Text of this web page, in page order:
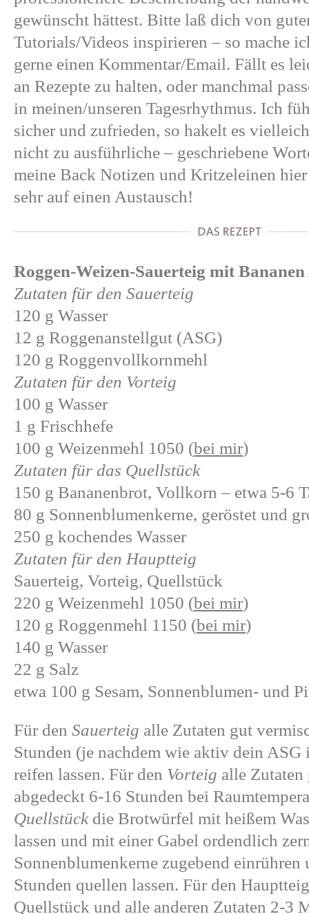
gewünscht hättest. Bitte laß dich von
Tutorials/Videos inspirieren – so mache
gerne einen Kommentar/Email. Fällt es
an Rezepte zu halten, oder manchmal
in meinen/unseren Tagesrhythmus. Ich
sicher und zufrieden, so hakelt es
nicht zu ausführliche – geschriebene
meine Back Notizen und Kritzeleinen
sehr auf einen Austausch!
Roggen-Weizen-Sauerteig mit
Zutaten für den Sauerteig
120 g Wasser
12 g Roggenanstellgut (ASG)
120 g Roggenvollkornmehl
Zutaten für den Vorteig
100 g Wasser
1 g Frischhefe
100 g Weizenmehl 1050 (bei mir)
Zutaten für das Quellstück
150 g Bananenbrot, Vollkorn – etwa 5-6
80 g Sonnenblumenkerne, geröstet und
250 g kochendes Wasser
Zutaten für den Hauptteig
Sauerteig, Vorteig, Quellstück
220 g Weizenmehl 1050 (bei mir)
120 g Roggenmehl 1150 (bei mir)
140 g Wasser
22 g Salz
etwa 100 g Sesam, Sonnenblumen- und
Für den Sauerteig alle Zutaten gut
Stunden (je nachdem wie aktiv dein
reifen lassen. Für den Vorteig alle
abgedeckt 6-16 Stunden bei
Quellstückdie Brotwürfel mit heißem
lassen und mit einer Gabel ordendlich
Sonnenblumenkerne zugebend
Stunden quellen lassen. Für den
Quellstück und alle anderen Zutaten 2-3